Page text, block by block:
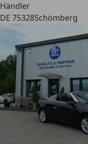
Händler
DE 75328Schömberg